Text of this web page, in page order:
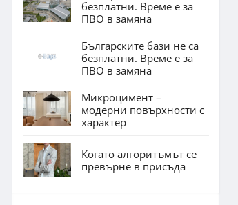
безплатни. Време е за
ПВО в замяна
Българските бази не са
безплатни. Време е за
ПВО в замяна
Микроцимент –
модерни повърхности с
характер
Когато алгоритъмът се
превърне в присъда